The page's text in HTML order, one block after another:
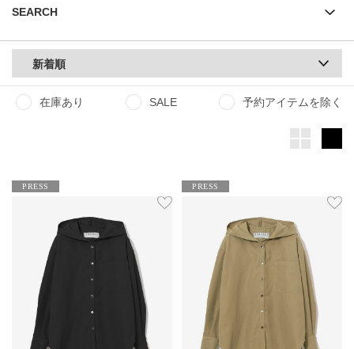
SEARCH
新着順
在庫あり SALE 予約アイテムを除く
PRESS PRESS